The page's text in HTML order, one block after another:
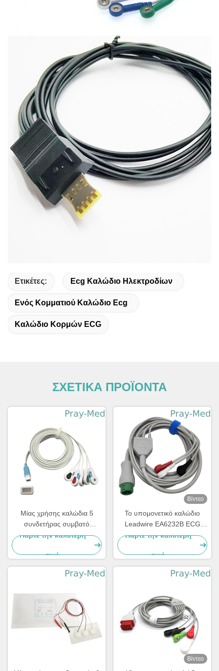
Ετικέτες: Ecg Καλώδιο Ηλεκτροδίων
Ενός Κομματιού Καλώδιο Ecg
Καλώδιο Κορμών ECG
ΣΧΕΤΙΚΑ ΠΡΟΪΟΝΤΑ
Μίας χρήσης καλώδια 5
συνδετήρας συμβατό
Covidien μολύβδου
Radiolucent ECG μολύβδου
Πάρτε την καλύτερη
τιμή
Βίντεο
Το υπομονετικό καλώδιο
Leadwire EA6232B ECG
άμεσο συνδέει με το
Πάρτε την καλύτερη
τιμή
Βίντεο